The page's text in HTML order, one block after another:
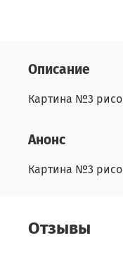
Описание
Картина №3
Анонс
Картина №3
Отзывы